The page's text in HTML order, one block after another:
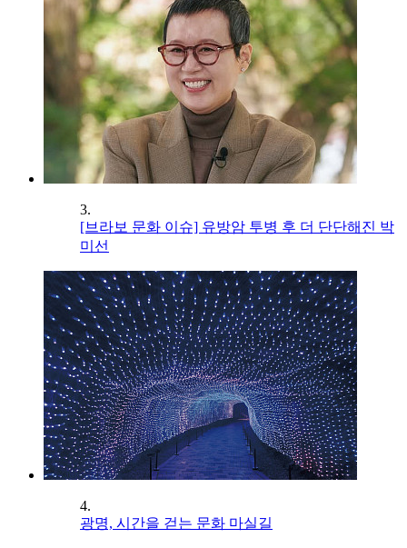
3.
[브라보 문화 이슈] 유방암 투병 후 더 단단해진 박
미선
4.
광명, 시간을 걷는 문화 마실길